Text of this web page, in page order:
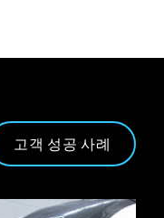
고객 성공 사례